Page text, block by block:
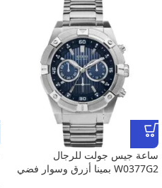
ساعة جيس جولت للرجال
W0377G2 بمينا أزرق وسوار فضي